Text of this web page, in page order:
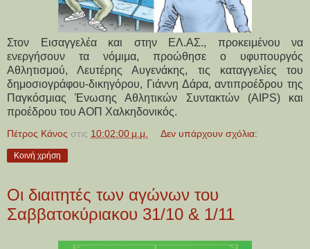
Στον Εισαγγελέα και στην ΕΛ.ΑΣ., προκειμένου να
ενεργήσουν τα νόμιμα, προώθησε ο υφυπουργός
Αθλητισμού, Λευτέρης Αυγενάκης, τις καταγγελίες του
δημοσιογράφου-δικηγόρου, Γιάννη Δάρα, αντιπροέδρου της
Παγκόσμιας Ένωσης Αθλητικών Συντακτών (AIPS) και
προέδρου του ΑΟΠ Χαλκηδονικός.
Πέτρος Κάνος στις 10:02:00 μ.μ. Δεν υπάρχουν σχόλια:
Κοινή χρήση
Οι διαιτητές των αγώνων του
Σαββατοκύριακου 31/10 & 1/11